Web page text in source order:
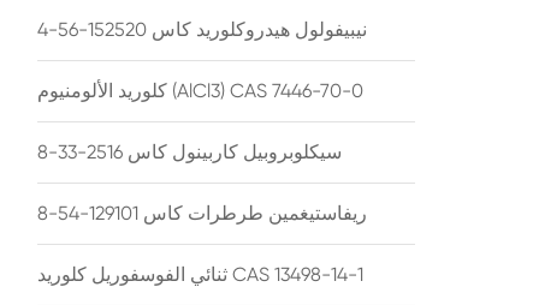
نيبيفولول هيدروكلوريد كاس 152520-56-4
كلوريد الألومنيوم (AlCl3) CAS 7446-70-0
سيكلوبروبيل كاربينول كاس 2516-33-8
ريفاستيغمين طرطرات كاس 129101-54-8
ثنائي الفوسفوريل كلوريد CAS 13498-14-1